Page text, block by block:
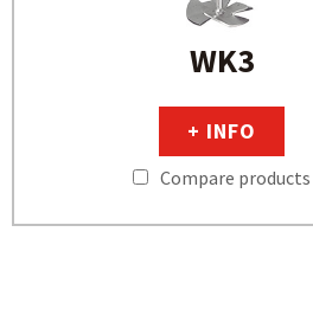
WK3
+ INFO
Compare products